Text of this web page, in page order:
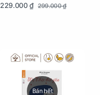
Bầu Túi 250g
229.000 ₫ 299.000 ₫
Bán hết